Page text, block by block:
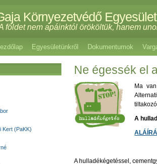
Környezetvédő Egyesület
földet nem apáinktól örököltük, hanem
Egyesületünkről Dokumentumok
Ne égessék el
Ma
A
A hulladékégetéssel,
Kert (PaKK)